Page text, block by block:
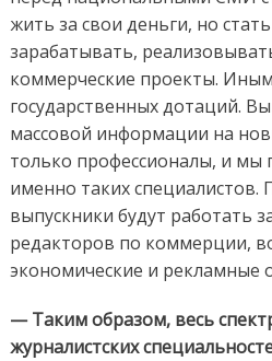
жить за свои деньги, но
зарабатывать,
коммерческие проекты.
государственных дотаций.
массовой информации на
только профессионалы, и мы
именно таких специалистов.
выпускники будут работать
редакторов по коммерции,
экономические и рекламные
— Таким образом, весь
журналистских